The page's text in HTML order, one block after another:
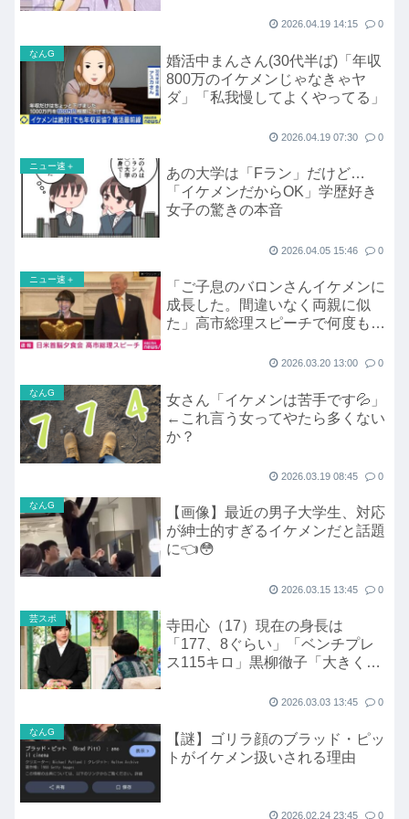
2026.04.19 14:15 0
なんG
婚活中まんさん(30代半ば)「年収
800万のイケメンじゃなきゃヤ
ダ」「私我慢してよくやってる」
2026.04.19 07:30 0
ニュー速＋
あの大学は「Fラン」だけど…
「イケメンだからOK」学歴好き
女子の驚きの本音
2026.04.05 15:46 0
ニュー速＋
「ご子息のバロンさんイケメンに
成長した。間違いなく両親に似
た」高市総理スピーチで何度も爆
2026.03.20 13:00 0
なんG
女さん「イケメンは苦手です💦」
←これ言う女ってやたら多くない
か？
2026.03.19 08:45 0
なんG
【画像】最近の男子大学生、対応
が紳士的すぎるイケメンだと話題
に👈😳
2026.03.15 13:45 0
芸スポ
寺田心（17）現在の身長は
「177、8ぐらい」「ベンチプレ
ス115キロ」黒柳徹子「大きくな
2026.03.03 13:45 0
なんG
【謎】ゴリラ顔のブラッド・ピッ
トがイケメン扱いされる理由
2026.02.24 23:45 0